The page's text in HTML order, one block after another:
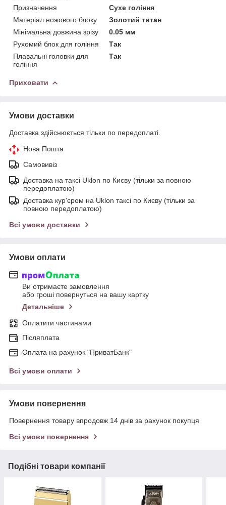
Призначення
Сухе гоління
Матеріал ножового блоку
Золотий титан
Мінімальна довжина зрізу
0.05 мм
Рухомий блок для гоління
Так
Плавальні головки для
гоління
Так
Приховати
Умови доставки
Доставка здійснюється тільки по передоплаті.
Нова Пошта
Самовивіз
Доставка на таксі Uklon по Києву (тільки за повною
передоплатою)
Доставка кур'єром на Uklon таксі по Києву (тільки за
повною передоплатою)
Всі умови доставки
Умови оплати
Ви отримаєте замовлення
або гроші повернуться на вашу картку
Детальніше
Оплатити частинами
Післяплата
Оплата на рахунок "ПриватБанк"
Всі умови оплати
Умови повернення
Повернення товару впродовж 14 днів за рахунок покупця
Всі умови повернення
Подібні товари компанії